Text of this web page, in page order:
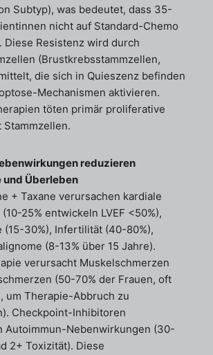
Subtyp), was bedeutet, dass 35-
nicht auf Standard-Chemo
Diese Resistenz wird durch
(Brustkrebsstammzellen,
die sich in Quieszenz befinden
Mechanismen aktivieren.
töten primär proliferative
Stammzellen.
reduzieren
und Überleben
+ Taxane verursachen kardiale
25% entwickeln LVEF <50%),
(15-30%), Infertilität (40-80%),
(8-13% über 15 Jahre).
verursacht Muskelschmerzen
(50-70% der Frauen, oft
um Therapie-Abbruch zu
Checkpoint-Inhibitoren
Autoimmun-Nebenwirkungen (30-
2+ Toxizität). Diese